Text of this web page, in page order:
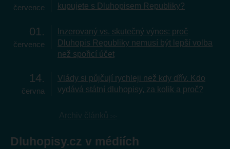
července
kupujete s Dluhopisem Republiky?
01
července
Inzerovaný vs. skutečný výnos: proč
Dluhopis Republiky nemusí být lepší volba
než spořicí účet
14
června
Vlády si půjčují rychleji než kdy dřív. Kdo
vydává státní dluhopisy, za kolik a proč?
Dluhopisy.cz v médiích